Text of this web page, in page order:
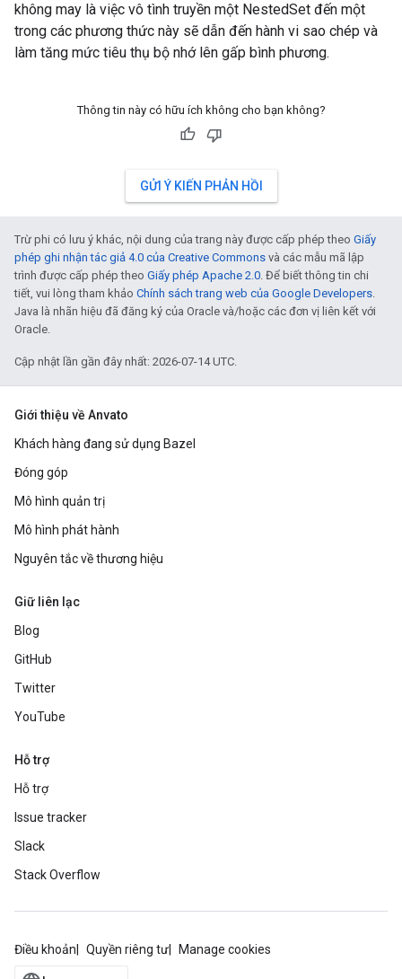
không may là việc vô tình truyền một NestedSet đến một
trong các phương thức này sẽ dẫn đến hành vi sao chép và
làm tăng mức tiêu thụ bộ nhớ lên gấp bình phương.
Thông tin này có hữu ích không cho bạn không?
GỬI Ý KIẾN PHẢN HỒI
Trừ phi có lưu ý khác, nội dung của trang này được cấp phép theo Giấy
phép ghi nhận tác giả 4.0 của Creative Commons và các mẫu mã lập
trình được cấp phép theo Giấy phép Apache 2.0. Để biết thông tin chi
tiết, vui lòng tham khảo Chính sách trang web của Google Developers.
Java là nhãn hiệu đã đăng ký của Oracle và/hoặc các đơn vị liên kết với
Oracle.
Cập nhật lần gần đây nhất: 2026-07-14 UTC.
Giới thiệu về Anvato
Khách hàng đang sử dụng Bazel
Đóng góp
Mô hình quản trị
Mô hình phát hành
Nguyên tắc về thương hiệu
Giữ liên lạc
Blog
GitHub
Twitter
YouTube
Hỗ trợ
Hỗ trợ
Issue tracker
Slack
Stack Overflow
Điều khoản Quyền riêng tư Manage cookies